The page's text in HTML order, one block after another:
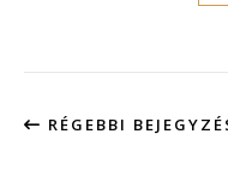
RÉGEBBI